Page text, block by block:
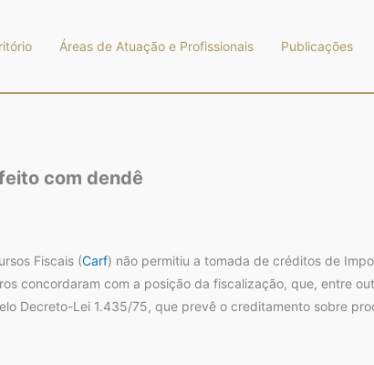
Áreas de Atuação e Profissionais Publicações
com dendê
Fiscais (Carf) não permitiu a tomada de créditos de
concordaram com a posição da fiscalização, que, entre
Decreto-Lei 1.435/75, que prevê o creditamento sobre